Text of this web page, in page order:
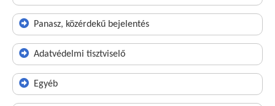
Panasz, közérdekű bejelentés
Adatvédelmi tisztviselő
Egyéb